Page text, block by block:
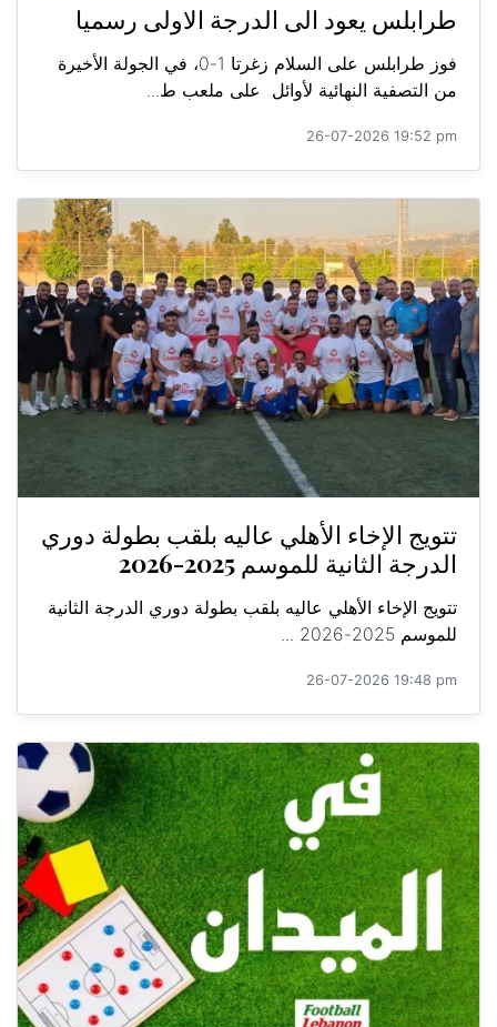
طرابلس يعود الى الدرجة الاولى رسميا
فوز طرابلس على السلام زغرتا 1-0، في الجولة الأخيرة
من التصفية النهائية لأوائل على ملعب ط...
26-07-2026 19:52 pm
تتويج الإخاء الأهلي عاليه بلقب بطولة دوري
الدرجة الثانية للموسم 2025-2026
تتويج الإخاء الأهلي عاليه بلقب بطولة دوري الدرجة الثانية
للموسم 2025-2026 ...
26-07-2026 19:48 pm